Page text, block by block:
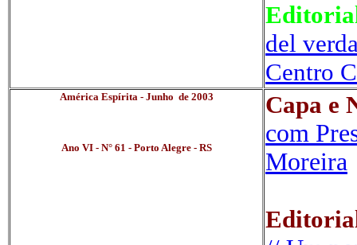
del
Centro
América Espírita - Junho de 2003
Ano VI - N° 61 - Porto Alegre - RS
Capa e
com
Moreira